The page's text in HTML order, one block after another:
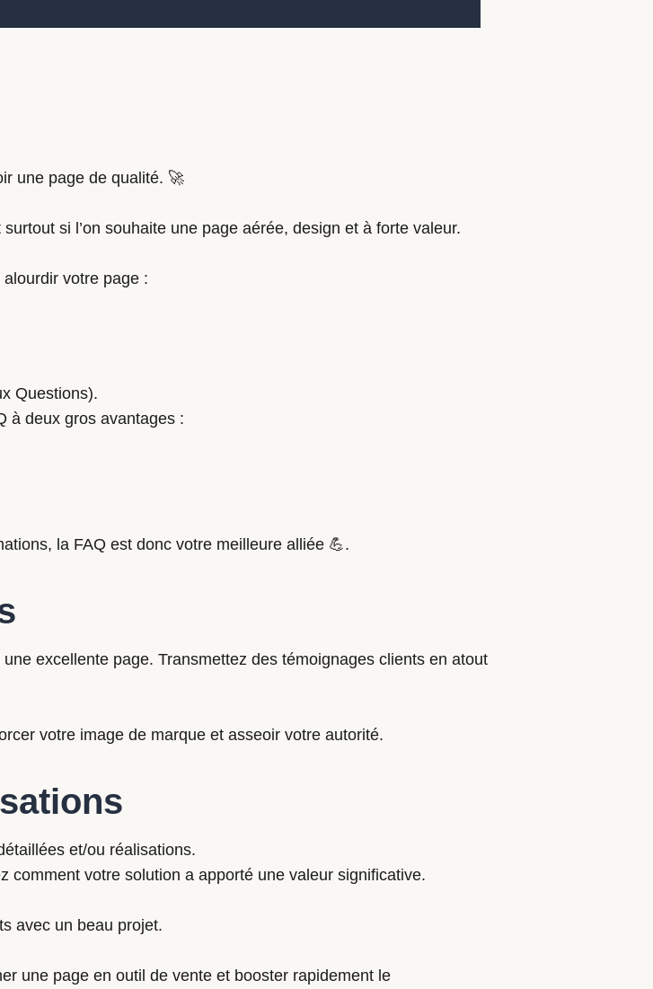
une page de qualité. 🚀
si l’on souhaite une page aérée, design et à forte valeur.
votre page :
Questions).
à deux gros avantages :
la FAQ est donc votre meilleure alliée 💪.
excellente page. Transmettez des témoignages clients en atout
votre image de marque et asseoir votre autorité.
et/ou réalisations.
comment votre solution a apporté une valeur significative.
avec un beau projet.
une page en outil de vente et booster rapidement le